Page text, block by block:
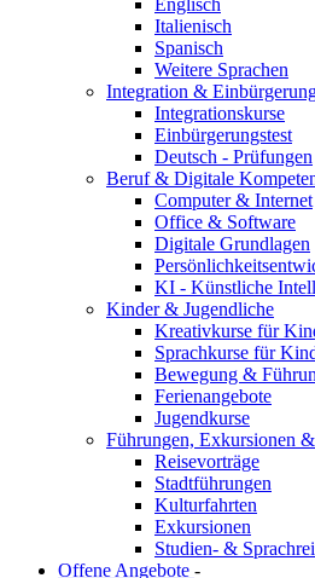
Englisch
Italienisch
Spanisch
Weitere Sprachen
Integration &
Integrationskurse
Einbürgerungstest
Deutsch - Prüfungen
Beruf & Digitale
Computer & Internet
Office & Software
Digitale Grundlagen
KI - Künstliche
Kinder & Jugendliche
Kreativkurse für
Sprachkurse für
Bewegung &
Ferienangebote
Jugendkurse
Führungen, Exkursionen
Reisevorträge
Stadtführungen
Kulturfahrten
Exkursionen
Studien- &
Offene Angebote -